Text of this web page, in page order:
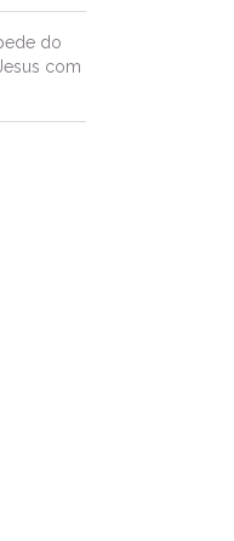
do
com